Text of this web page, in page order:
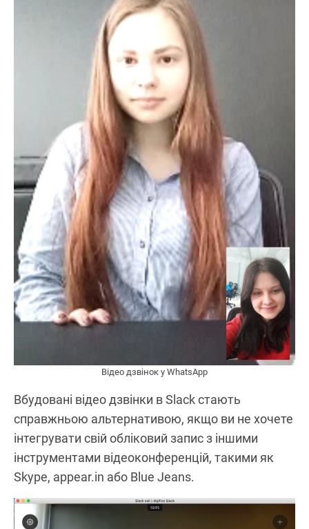
Відео дзвінок у WhatsApp
Вбудовані відео дзвінки в Slack стають
справжньою альтернативою, якщо ви не хочете
інтегрувати свій обліковий запис з іншими
інструментами відеоконференцій, такими як
Skype, appear.in або Blue Jeans.